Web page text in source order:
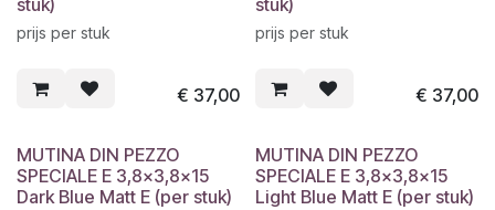
stuk)
prijs per stuk
€ 37,00
stuk)
prijs per stuk
€ 37,00
MUTINA DIN PEZZO
SPECIALE E 3,8x3,8x15
Dark Blue Matt E (per stuk)
MUTINA DIN PEZZO
SPECIALE E 3,8x3,8x15
Light Blue Matt E (per stuk)